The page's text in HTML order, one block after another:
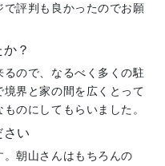
評判も良かったのでお願
？
ので、なるべく多くの駐
界と家の間を広くとって
のにしてもらいました。
い
朝山さんはもちろんの